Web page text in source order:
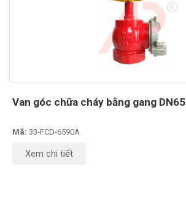
Van góc chữa cháy bằng gang DN65
Mã: 33-FCD-6590A
Xem chi tiết